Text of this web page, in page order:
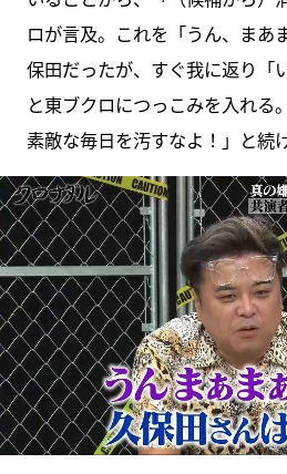
ロが言及。これを「うん、ま
保田だったが、すぐ我に返り「
と東ブクロにつっこみを入れる
素敵な毎日を汚すなよ！」と続